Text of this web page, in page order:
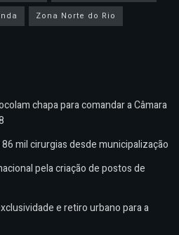
Zona Norte do Rio
chapa para comandar a Câmara
mil cirurgias desde municipalização
pela criação de postos de
e retiro urbano para a